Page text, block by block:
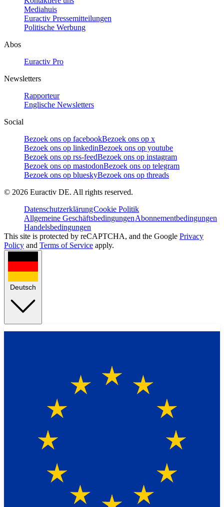
Mediahuis
Euractiv Pressemitteilungen
Politische Werbung
Abos
Euractiv Pro
Newsletters
Rapporteur
Englische Newsletters
Social
Bezoek ons op facebookBezoek ons op x
Bezoek ons op linkedinBezoek ons op youtube
Bezoek ons op rss-feedBezoek ons op instagram
Bezoek ons op mastodonBezoek ons op telegram
Bezoek ons op blueskyBezoek ons op threads
© 2026 Euractiv DE. All rights reserved.
DatenschutzerklärungCookie Politik
Allgemeine GeschäftsbedingungenAbonnementbedingungen
Handelsbedingungen
This site is protected by reCAPTCHA, and the Google Privacy
Policy and Terms of Service apply.
Deutsch